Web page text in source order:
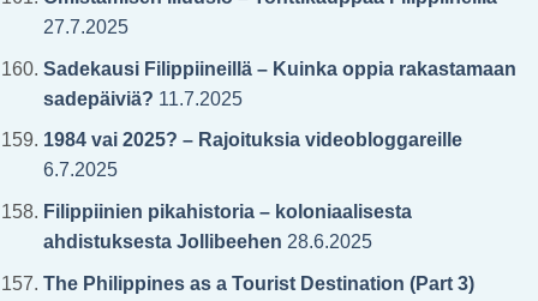
27.7.2025
Sadekausi Filippiineillä – Kuinka oppia rakastamaan
sadepäiviä? 11.7.2025
1984 vai 2025? – Rajoituksia videobloggareille
6.7.2025
Filippiinien pikahistoria – koloniaalisesta
ahdistuksesta Jollibeehen 28.6.2025
The Philippines as a Tourist Destination (Part 3)